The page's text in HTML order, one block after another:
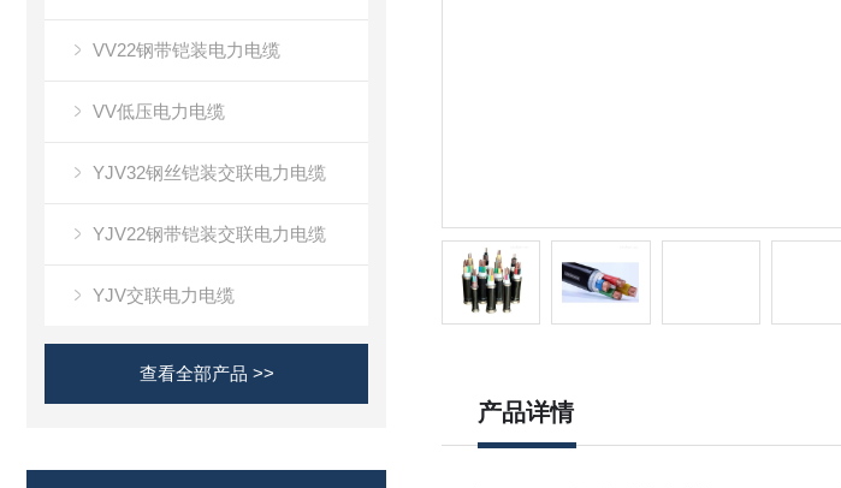
VV22钢带铠装电力电缆
VV低压电力电缆
YJV32钢丝铠装交联电力电缆
YJV22钢带铠装交联电力电缆
YJV交联电力电缆
查看全部产品 >>
产品详情